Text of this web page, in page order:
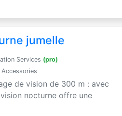
jumelle
Services (pro)
de vision de 300 m : avec
nocturne offre une